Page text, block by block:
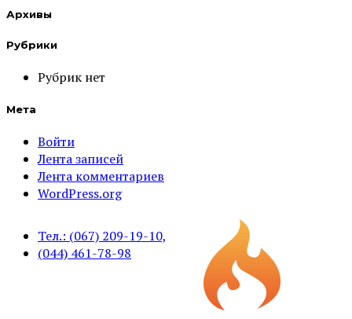
Архивы
Рубрики
Рубрик нет
Мета
Войти
Лента записей
Лента комментариев
WordPress.org
Тел.: (067) 209-19-10,
(044) 461-78-98